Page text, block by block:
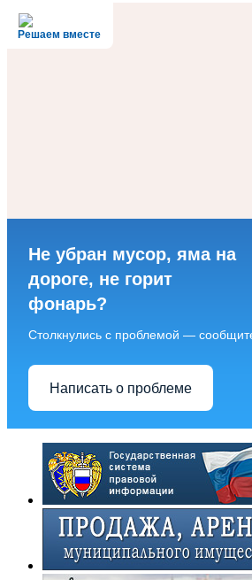
Решаем вместе
Не убран мусор, яма на
дороге, не горит
фонарь?
Столкнулись с проблемой —
Написать о проблеме